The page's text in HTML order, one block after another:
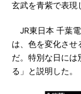
玄武を青紫で表現
JR東日本 千葉
は、色を変化させ
だ。特別な日には
る」と説明した。